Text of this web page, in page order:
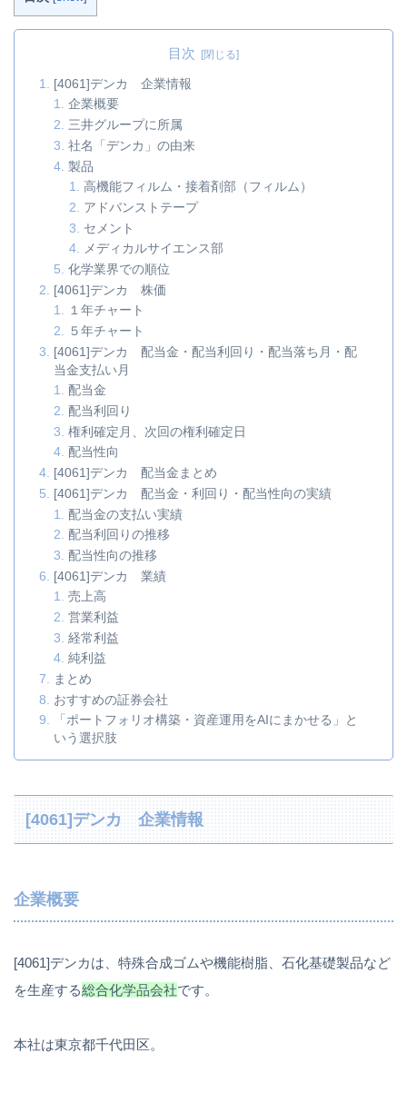
目次
[4061]デンカ 企業情報
企業概要
三井グループに所属
社名「デンカ」の由来
製品
高機能フィルム・接着剤部（フィルム）
アドバンストテープ
セメント
メディカルサイエンス部
化学業界での順位
[4061]デンカ 株価
１年チャート
５年チャート
[4061]デンカ 配当金・配当利回り・配当落ち月・配
当金支払い月
配当金
配当利回り
権利確定月、次回の権利確定日
配当性向
[4061]デンカ 配当金まとめ
[4061]デンカ 配当金・利回り・配当性向の実績
配当金の支払い実績
配当利回りの推移
配当性向の推移
[4061]デンカ 業績
売上高
営業利益
経常利益
純利益
まとめ
おすすめの証券会社
「ポートフォリオ構築・資産運用をAIにまかせる」と
いう選択肢
[4061]デンカ 企業情報
企業概要
[4061]デンカは、特殊合成ゴムや機能樹脂、石化基礎製品など
を生産する総合化学品会社です。
本社は東京都千代田区。